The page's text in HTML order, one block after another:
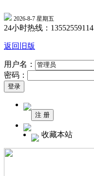
2026-8-7 星期五
24小时热线：13552559114
返回旧版
用户名：
密码：
收藏本站